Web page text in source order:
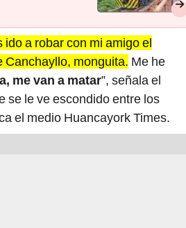
a robar con mi amigo el
Canchayllo, monguita. Me he
me van a matar”, señala el
se le ve escondido entre los
el medio Huancayork Times.